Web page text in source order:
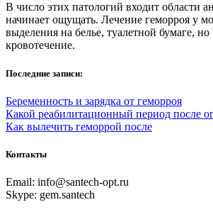
В число этих патологий входит области
начинает ощущать. Лечение геморроя у
выделения на белье, туалетной бумаге, но
кровотечение.
Последние записи:
Беременность и зарядка от геморроя
Какой реабилитационный период после
Как вылечить геморрой после
Контакты
Email: info@santech-opt.ru
Skype: gem.santech